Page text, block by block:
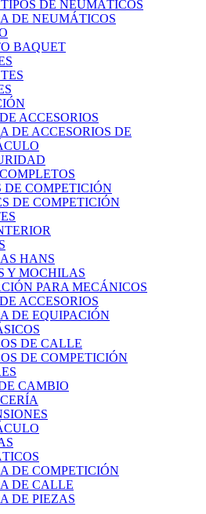
DE NEUMÁTICOS
DE NEUMÁTICOS
BAQUET
ACCESORIOS
DE ACCESORIOS DE
DE COMPETICIÓN
DE COMPETICIÓN
HANS
Y MOCHILAS
PARA MECÁNICOS
ACCESORIOS
DE EQUIPACIÓN
DE CALLE
DE COMPETICIÓN
CAMBIO
DE COMPETICIÓN
DE CALLE
DE PIEZAS